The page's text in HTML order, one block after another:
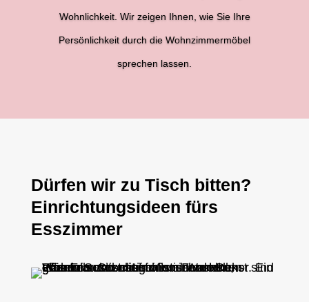
Wohnlichkeit. Wir zeigen Ihnen, wie Sie Ihre
Persönlichkeit durch die Wohnzimmermöbel
sprechen lassen.
Dürfen wir zu Tisch bitten?
Einrichtungsideen fürs
Esszimmer